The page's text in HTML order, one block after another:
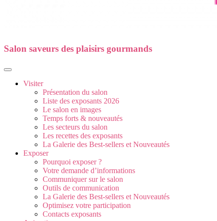
Salon saveurs des plaisirs gourmands
Visiter
Présentation du salon
Liste des exposants 2026
Le salon en images
Temps forts & nouveautés
Les secteurs du salon
Les recettes des exposants
La Galerie des Best-sellers et Nouveautés
Exposer
Pourquoi exposer ?
Votre demande d’informations
Communiquer sur le salon
Outils de communication
La Galerie des Best-sellers et Nouveautés
Optimisez votre participation
Contacts exposants